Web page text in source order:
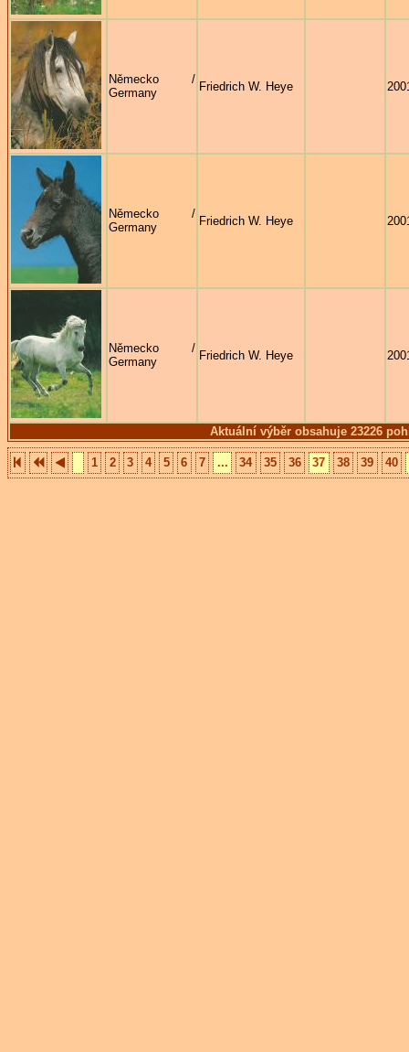
Aktuální výběr obsahuje 23226
Německo /
Germany
Friedrich W. Heye
Německo /
Germany
Friedrich W. Heye
Německo /
Germany
Friedrich W. Heye
1 2 3 4 5 6 7 ... 34 35 36 37 38 39 40